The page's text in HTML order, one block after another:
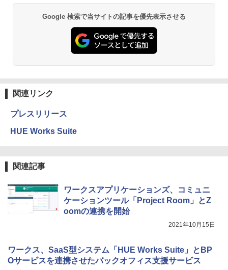
Google 検索で当サイトの記事を優先表示させる
関連リンク
プレスリリース
HUE Works Suite
関連記事
ワークスアプリケーションズ、コミュニ
ケーションツール「Project Room」とZ
oomの連携を開始
2021年10月15日
ワークス、SaaS型システム「HUE Works Suite」とBP
Oサービスを連携させたバックオフィス支援サービス